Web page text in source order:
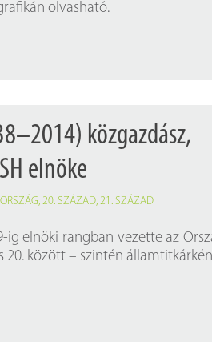
olvasható.
közgazdász,
elnöke
,20. SZÁZAD,21. SZÁZAD
ig elnöki rangban vezette az
20. között – szintén